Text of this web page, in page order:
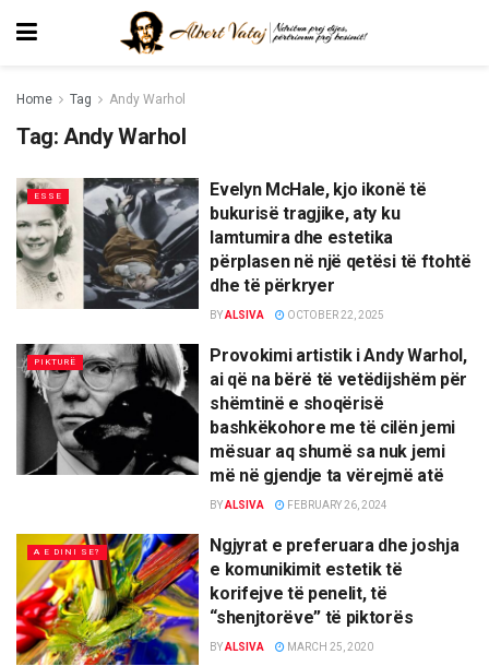
Home Tag Andy Warhol
Tag: Andy Warhol
ESSE
Evelyn McHale, kjo ikonë të
bukurisë tragjike, aty ku
lamtumira dhe estetika
përplasen në një qetësi të ftohtë
dhe të përkryer
BYALSIVA OCTOBER 22, 2025
PIKTURË
Provokimi artistik i Andy Warhol,
ai që na bërë të vetëdijshëm për
shëmtinë e shoqërisë
bashkëkohore me të cilën jemi
mësuar aq shumë sa nuk jemi
më në gjendje ta vërejmë atë
BYALSIVA FEBRUARY 26, 2024
A E DINI SE?
Ngjyrat e preferuara dhe joshja
e komunikimit estetik të
korifejve të penelit, të
“shenjtorëve” të piktorës
BYALSIVA MARCH 25, 2020